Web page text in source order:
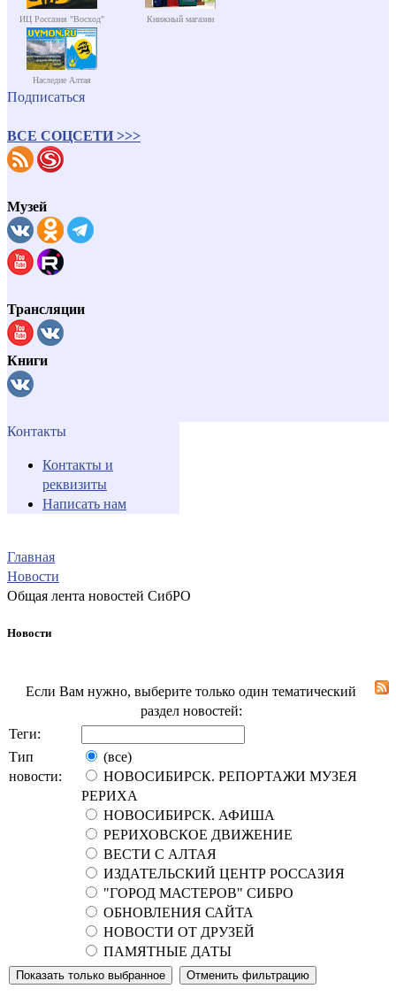
ИЦ Россазия "Восход" Книжный магазин
Наследие Алтая
Подписаться
ВСЕ СОЦСЕТИ >>>
Музей
Трансляции
Книги
Контакты
Контакты и
реквизиты
Написать нам
Главная
Новости
Общая лента новостей СибРО
Новости
Если Вам нужно, выберите только один тематический
раздел новостей:
Теги:
Тип
новости:
(все)
НОВОСИБИРСК. РЕПОРТАЖИ МУЗЕЯ
РЕРИХА
НОВОСИБИРСК. АФИША
РЕРИХОВСКОЕ ДВИЖЕНИЕ
ВЕСТИ С АЛТАЯ
ИЗДАТЕЛЬСКИЙ ЦЕНТР РОССАЗИЯ
"ГОРОД МАСТЕРОВ" СИБРО
ОБНОВЛЕНИЯ САЙТА
НОВОСТИ ОТ ДРУЗЕЙ
ПАМЯТНЫЕ ДАТЫ